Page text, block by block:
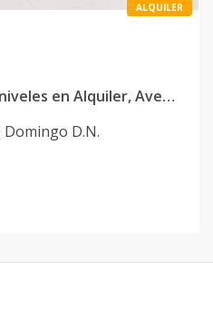
ALQUILER
Local comercial de dos niveles en Alquiler, Avenida Olof Palme, San Geronimo
Domingo D.N.